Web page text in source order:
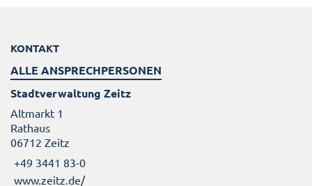
KONTAKT
ALLE ANSPRECHPERSONEN
Stadtverwaltung Zeitz
Altmarkt 1
Rathaus
06712 Zeitz
+49 3441 83-0
www.zeitz.de/